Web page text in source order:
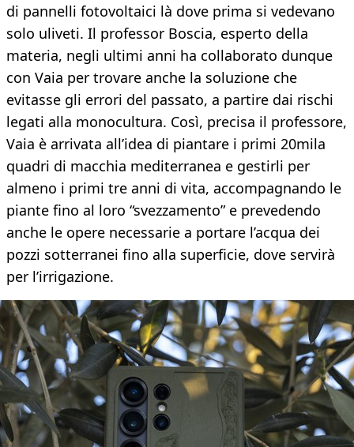
di pannelli fotovoltaici là dove prima si vedevano
solo uliveti. Il professor Boscia, esperto della
materia, negli ultimi anni ha collaborato dunque
con Vaia per trovare anche la soluzione che
evitasse gli errori del passato, a partire dai rischi
legati alla monocultura. Così, precisa il professore,
Vaia è arrivata all’idea di piantare i primi 20mila
quadri di macchia mediterranea e gestirli per
almeno i primi tre anni di vita, accompagnando le
piante fino al loro “svezzamento” e prevedendo
anche le opere necessarie a portare l’acqua dei
pozzi sotterranei fino alla superficie, dove servirà
per l’irrigazione.